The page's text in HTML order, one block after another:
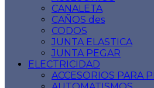
CANALETA
CAÑOS des
CODOS
JUNTA ELASTICA
JUNTA PEGAR
ELECTRICIDAD
ACCESORIOS PARA